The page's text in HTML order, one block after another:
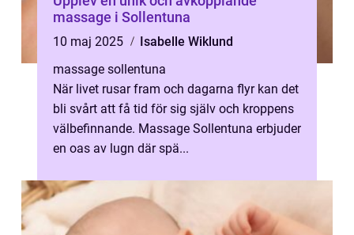
massage i Sollentuna
10 maj 2025
Isabelle Wiklund
massage sollentuna
När livet rusar fram och dagarna flyr kan det
bli svårt att få tid för sig själv och kroppens
välbefinnande. Massage Sollentuna erbjuder
en oas av lugn där spä...